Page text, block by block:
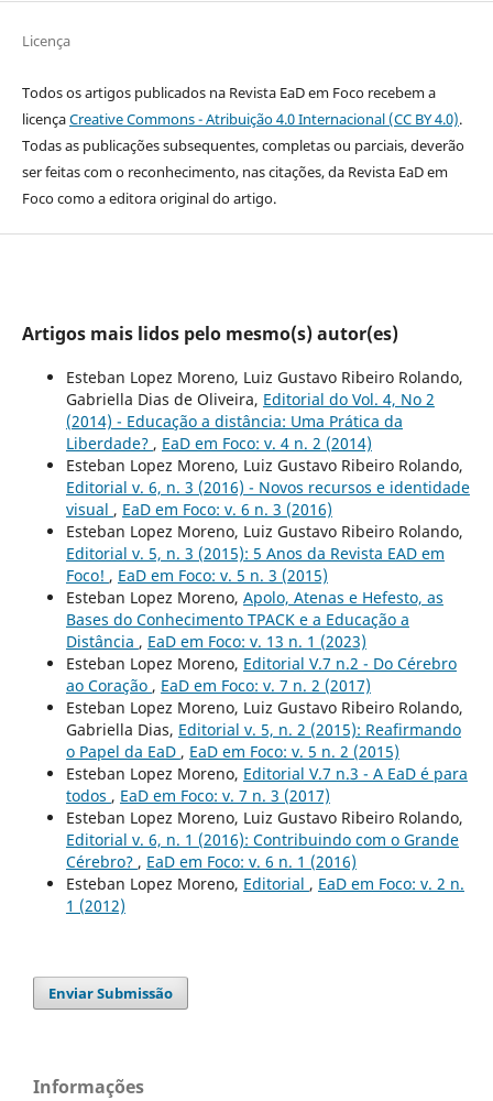
Licença
Todos os artigos publicados na Revista EaD em Foco recebem a
licençaCreative Commons - Atribuição 4.0 Internacional (CC BY 4.0).
Todas as publicações subsequentes, completas ou parciais, deverão
ser feitas com o reconhecimento, nas citações, da Revista EaD em
Foco como a editora original do artigo.
Artigos mais lidos pelo mesmo(s) autor(es)
Esteban Lopez Moreno, Luiz Gustavo Ribeiro Rolando,
Gabriella Dias de Oliveira, Editorial do Vol. 4, No 2
(2014) - Educação a distância: Uma Prática da
Liberdade? , EaD em Foco: v. 4 n. 2 (2014)
Esteban Lopez Moreno, Luiz Gustavo Ribeiro Rolando,
Editorial v. 6, n. 3 (2016) - Novos recursos e identidade
visual , EaD em Foco: v. 6 n. 3 (2016)
Esteban Lopez Moreno, Luiz Gustavo Ribeiro Rolando,
Editorial v. 5, n. 3 (2015): 5 Anos da Revista EAD em
Foco! , EaD em Foco: v. 5 n. 3 (2015)
Esteban Lopez Moreno, Apolo, Atenas e Hefesto, as
Bases do Conhecimento TPACK e a Educação a
Distância , EaD em Foco: v. 13 n. 1 (2023)
Esteban Lopez Moreno, Editorial V.7 n.2 - Do Cérebro
ao Coração , EaD em Foco: v. 7 n. 2 (2017)
Esteban Lopez Moreno, Luiz Gustavo Ribeiro Rolando,
Gabriella Dias, Editorial v. 5, n. 2 (2015): Reafirmando
o Papel da EaD , EaD em Foco: v. 5 n. 2 (2015)
Esteban Lopez Moreno, Editorial V.7 n.3 - A EaD é para
todos , EaD em Foco: v. 7 n. 3 (2017)
Esteban Lopez Moreno, Luiz Gustavo Ribeiro Rolando,
Editorial v. 6, n. 1 (2016): Contribuindo com o Grande
Cérebro? , EaD em Foco: v. 6 n. 1 (2016)
Esteban Lopez Moreno, Editorial , EaD em Foco: v. 2 n.
1 (2012)
Enviar Submissão
Informações